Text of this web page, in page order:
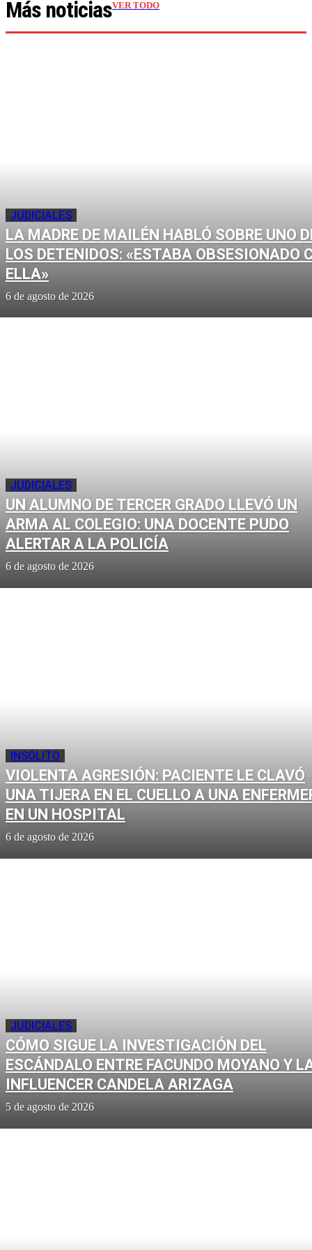
Más noticiasVER TODO
JUDICIALES
LA MADRE DE MAILÉN HABLÓ SOBRE UNO
LOS DETENIDOS: «ESTABA OBSESIONADO
ELLA»
6 de agosto de 2026
JUDICIALES
UN ALUMNO DE TERCER GRADO LLEVÓ UN
ARMA AL COLEGIO: UNA DOCENTE PUDO
ALERTAR A LA POLICÍA
6 de agosto de 2026
INSÓLITO
VIOLENTA AGRESIÓN: PACIENTE LE CLAVÓ
UNA TIJERA EN EL CUELLO A UNA
EN UN HOSPITAL
6 de agosto de 2026
JUDICIALES
CÓMO SIGUE LA INVESTIGACIÓN DEL
ESCÁNDALO ENTRE FACUNDO MOYANO Y
INFLUENCER CANDELA ARIZAGA
5 de agosto de 2026